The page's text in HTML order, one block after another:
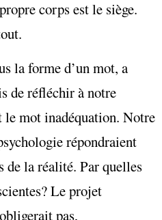
corps est le siège.
la forme d’un mot, a
de réfléchir à notre
le mot inadéquation. Notre
répondraient
de la réalité. Par quelles
Le projet
pas,